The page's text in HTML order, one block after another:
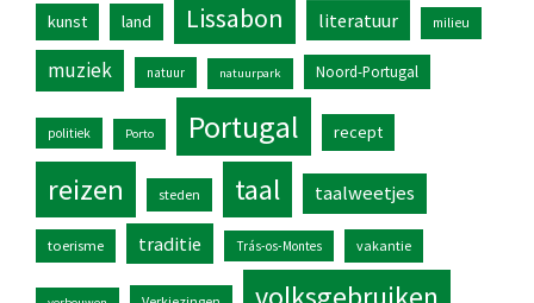
kunst land Lissabon literatuur milieu
muziek natuur natuurpark Noord-Portugal
politiek Porto Portugal recept
reizen steden taal taalweetjes
toerisme traditie Trás-os-Montes vakantie